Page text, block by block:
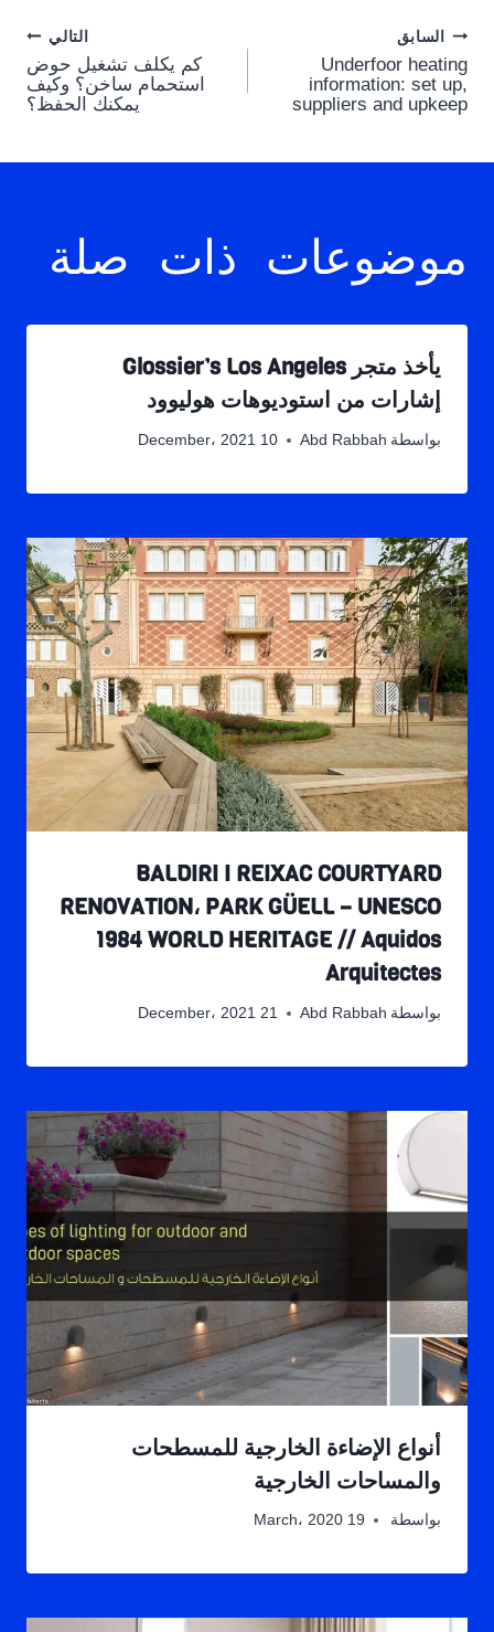
Post
navigation
السابق
Underfoor heating
information: set up,
suppliers and upkeep
التالي
كم يكلف تشغيل حوض
استحمام ساخن؟ وكيف
يمكنك الحفظ؟
موضوعات ذات صلة
يأخذ متجر Glossier’s Los Angeles
إشارات من استوديوهات هوليوود
بواسطة Abd Rabbah 10 December، 2021
BALDIRI I REIXAC COURTYARD
RENOVATION، PARK GÜELL – UNESCO
1984 WORLD HERITAGE // Aquidos
Arquitectes
بواسطة Abd Rabbah 21 December، 2021
أنواع الإضاءة الخارجية للمسطحات
والمساحات الخارجية
بواسطة 19 March، 2020